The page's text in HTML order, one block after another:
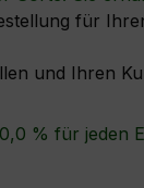
für
und Ihren
% für jeden